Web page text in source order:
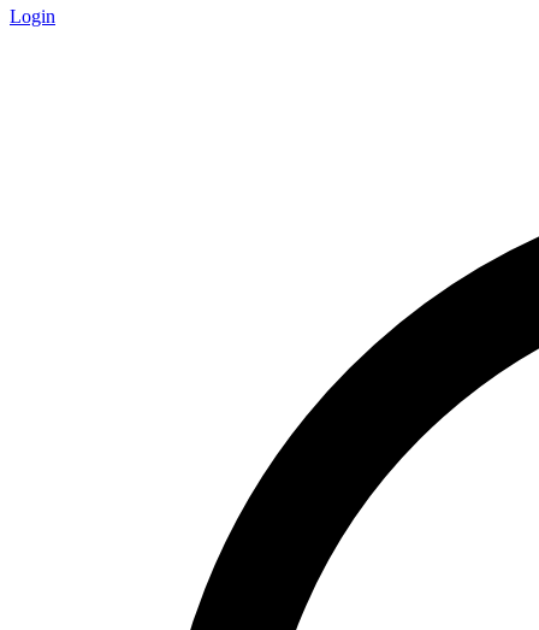
Login